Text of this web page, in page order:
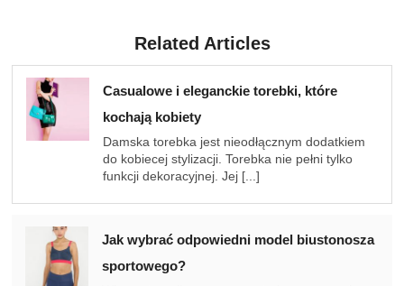
Related Articles
Casualowe i eleganckie torebki, które
kochają kobiety
Damska torebka jest nieodłącznym dodatkiem
do kobiecej stylizacji. Torebka nie pełni tylko
funkcji dekoracyjnej. Jej [...]
Jak wybrać odpowiedni model biustonosza
sportowego?